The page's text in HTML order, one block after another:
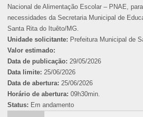
Nacional de Alimentação Escolar – PNAE,
necessidades da Secretaria Municipal de
Santa Rita do Ituêto/MG.
Unidade solicitante: Prefeitura Municipal de
Valor estimado:
Data de publicação: 29/05/2026
Data limite: 25/06/2026
Data de abertura: 25/06/2026
Horário de abertura: 09h30min.
Status: Em andamento